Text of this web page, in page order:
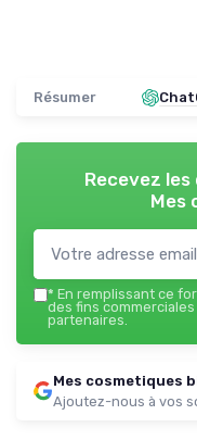
Résumer
Recevez
Mes
* En remplissant ce
des fins
partenaires.
Mes cosmetiques
Ajoutez-nous à vos